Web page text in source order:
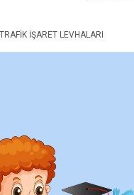
İŞARET LEVHALARI